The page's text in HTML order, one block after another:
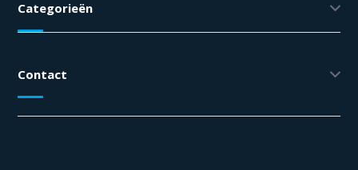
Categorieën
Contact